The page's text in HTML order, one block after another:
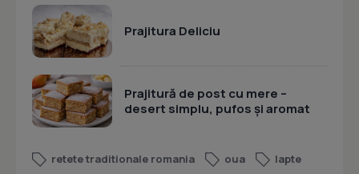
Prajitura Deliciu
Prajitură de post cu mere –
desert simplu, pufos și aromat
retete traditionale romania oua
lapte